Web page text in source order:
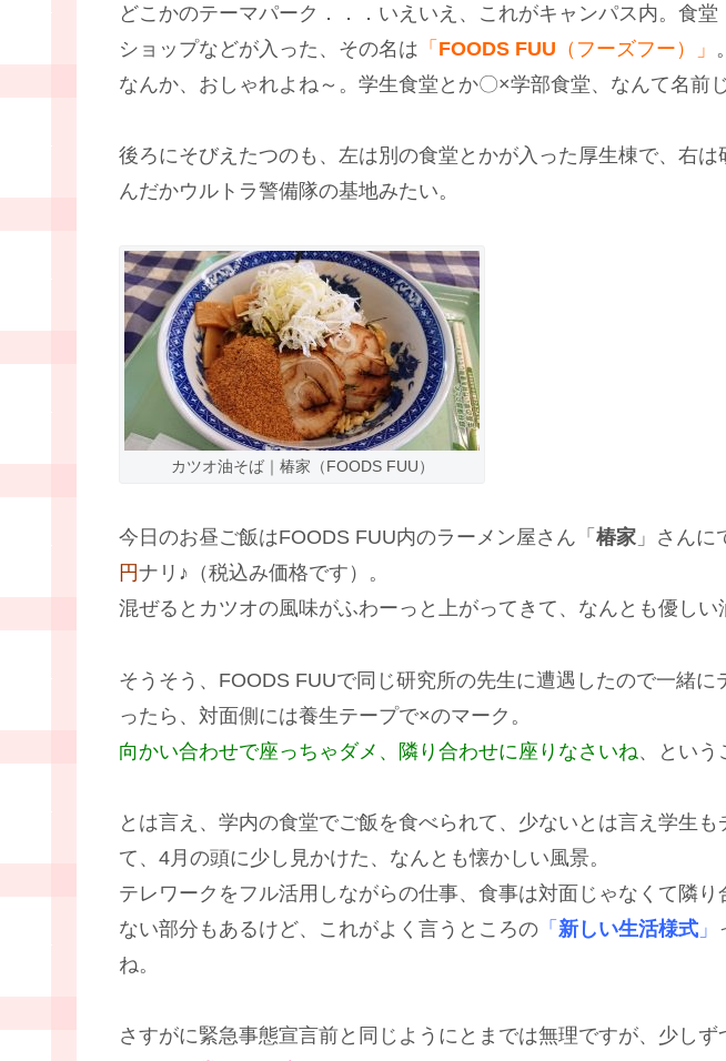
どこかのテーマパーク．．．いえいえ、これがキャンパス内。食堂
ショップなどが入った、その名は 「 FOODS FUU （フーズフー）」 。
なんか、おしゃれよね～。学生食堂とか〇×学部食堂、なんて名前
後ろにそびえたつのも、左は別の食堂とかが入った厚生棟で、右は
んだかウルトラ警備隊の基地みたい。
カツオ油そば｜椿家（FOODS FUU）
今日のお昼ご飯はFOODS FUU内のラーメン屋さん「 椿家 」さんに
円ナリ♪（税込み価格です）。
混ぜるとカツオの風味がふわーっと上がってきて、なんとも優しい
そうそう、FOODS FUUで同じ研究所の先生に遭遇したので一緒に
ったら、対面側には養生テープで×のマーク。
向かい合わせで座っちゃダメ、隣り合わせに座りなさいね、という
とは言え、学内の食堂でご飯を食べられて、少ないとは言え学生
て、4月の頭に少し見かけた、なんとも懐かしい風景。
テレワークをフル活用しながらの仕事、食事は対面じゃなくて隣
ない部分もあるけど、これがよく言うところの 「 新しい生活様式 」
ね。
さすがに緊急事態宣言前と同じようにとまでは無理ですが、少しず